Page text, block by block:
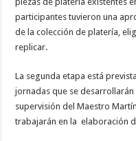
participantes tuvieron una
de la colección de platería,
replicar.
La segunda etapa está
jornadas que se desarrollarán
supervisión del Maestro
trabajarán en la elaboración